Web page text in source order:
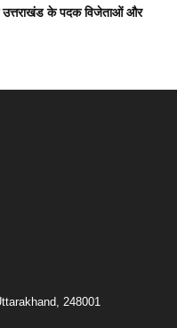
के पदक विजेताओं और
248001